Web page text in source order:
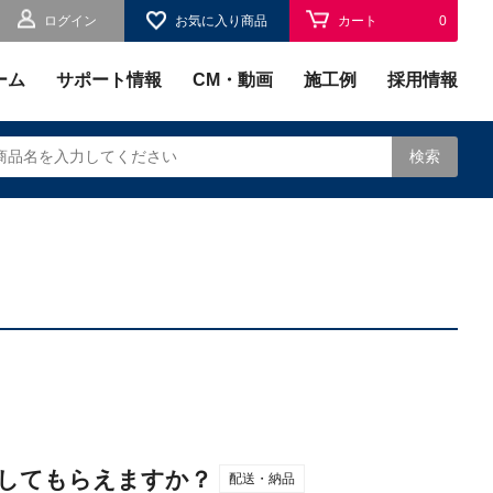
ログイン お気に入り商品 カート 0
ム サポート情報 CM・動画 施工例 採用情報
検索
てもらえますか？ 配送・納品